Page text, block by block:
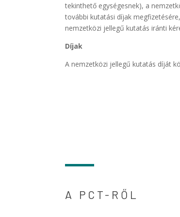
tekinthető egységesnek), a
további kutatási díjak
nemzetközi jellegű kutatás iránti
Díjak
A nemzetközi jellegű kutatás díját
A PCT-RŐL